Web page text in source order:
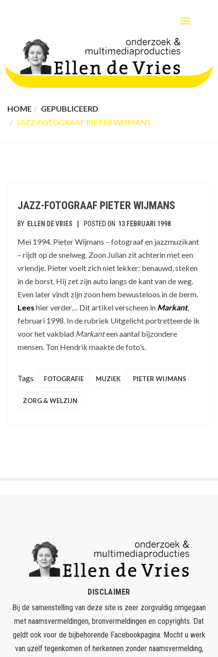
TOGGLE
HOME
GEPUBLICEERD
JAZZ-FOTOGRAAF PIETER WIJMANS
JAZZ-FOTOGRAAF PIETER WIJMANS
BY ELLEN DE VRIES | POSTED ON 13 FEBRUARI 1998
Mei 1994. Pieter Wijmans – fotograaf en jazzmuzikant
– rijdt op de snelweg. Zoon Julian zit achterin met een
vriendje. Pieter voelt zich niet lekker: benauwd, steken
in de borst. Hij zet zijn auto langs de kant van de weg.
Even later vindt zijn zoon hem bewusteloos in de berm.
Lees hier verder… Dit artikel verscheen in Markant,
februari 1998. In de rubriek Uitgelicht portretteerde ik
voor het vakblad Markanteen aantal bijzondere
mensen. Ton Hendrik maakte de foto’s.
Tags FOTOGRAFIE MUZIEK PIETER WIJMANS
ZORG & WELZIJN
DISCLAIMER
Bij de samenstelling van deze site is zeer zorgvuldig omgegaan
met naamsvermeldingen, bronvermeldingen en copyrights. Dat
geldt ook voor de bijbehorende Facebookpagina. Mocht u werk
van uzelf tegenkomen of herkennen zonder naamsvermelding,